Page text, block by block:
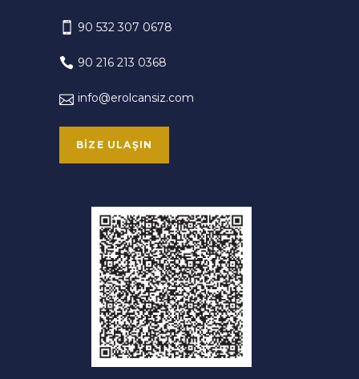
90 532 307 0678
90 216 213 0368
info@erolcansiz.com
BIZE ULAŞIN